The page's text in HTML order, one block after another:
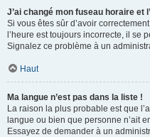
J’ai changé mon fuseau horaire et
Si vous êtes sûr d’avoir
l’heure est toujours incorrecte, il se
Signalez ce problème à un
Haut
Ma langue n’est pas dans la liste !
La raison la plus probable est que
langue ou bien que personne n’ait
Essayez de demander à un